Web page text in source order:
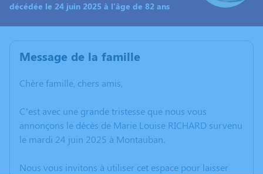
décédée le 24 juin 2025 à l'âge de 82 ans
Message de la famille
Chère famille, chers amis,
C’est avec une grande tristesse que nous vous
annonçons le décès de Marie Louise RICHARD survenu
le mardi 24 juin 2025 à Montauban.
Nous vous invitons à utiliser cet espace pour laisser